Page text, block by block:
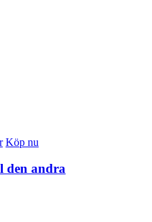
Köp nu
den andra